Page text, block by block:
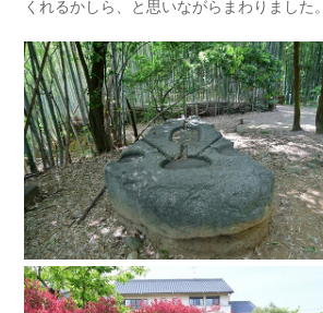
くれるかしら、と思いながらまわりました。